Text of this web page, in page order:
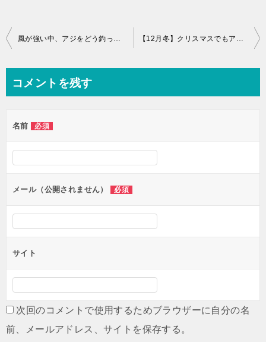
投
ビ
ー
シ
ン
風が強い中、アジをどう釣って行くのか!?【2019/12/20】泉大津アジング 【12月冬】クリスマスでもアジングに行く【2019/12/25】なぎさ公園→泉州某所アジング
コメントを残す
名前 必須
メール（公開されません） 必須
サイト
次回のコメントで使用するためブラウザーに自分の名
前、メールアドレス、サイトを保存する。